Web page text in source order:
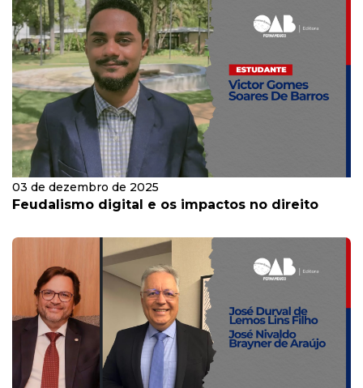
03 de dezembro de 2025
Feudalismo digital e os impactos no direito